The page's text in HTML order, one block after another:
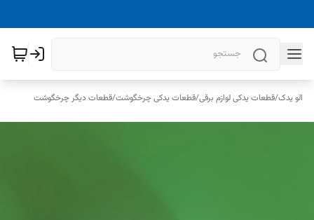
الو یدک/قطعات یدکی لوازم برقی/قطعات یدکی چرخگوشت/قطعات دیگر چرخگوشت